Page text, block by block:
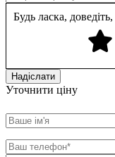
Будь ласка,
Уточнити ціну